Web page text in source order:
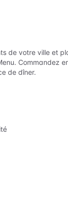
de votre ville et
Commandez
de dîner.